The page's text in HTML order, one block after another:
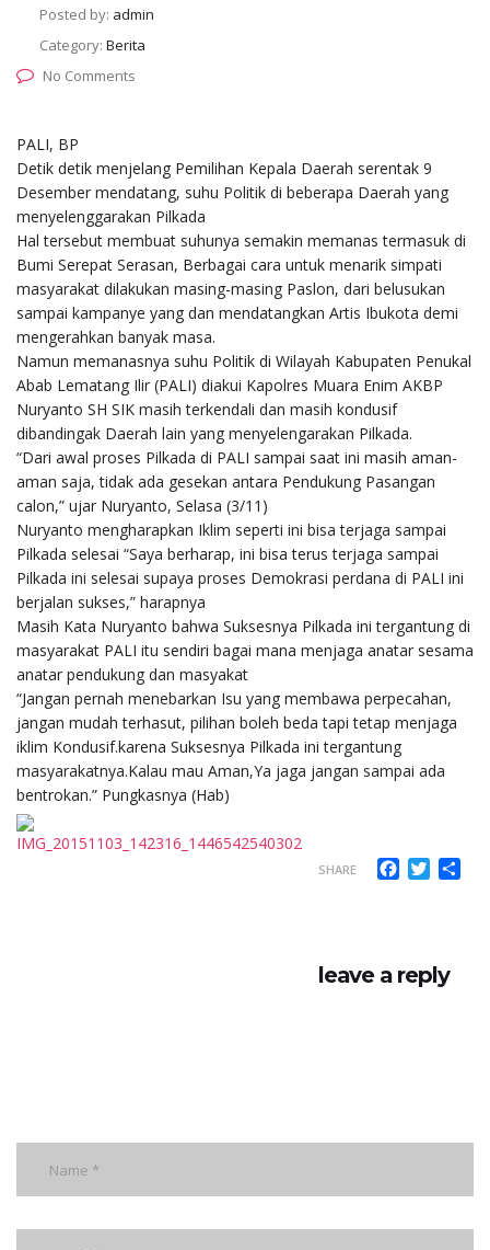
Posted by: admin
Category: Berita
No Comments
PALI, BP
Detik detik menjelang Pemilihan Kepala Daerah serentak 9
Desember mendatang, suhu Politik di beberapa Daerah yang
menyelenggarakan Pilkada
Hal tersebut membuat suhunya semakin memanas termasuk di
Bumi Serepat Serasan, Berbagai cara untuk menarik simpati
masyarakat dilakukan masing-masing Paslon, dari belusukan
sampai kampanye yang dan mendatangkan Artis Ibukota demi
mengerahkan banyak masa.
Namun memanasnya suhu Politik di Wilayah Kabupaten Penukal
Abab Lematang Ilir (PALI) diakui Kapolres Muara Enim AKBP
Nuryanto SH SIK masih terkendali dan masih kondusif
dibandingak Daerah lain yang menyelengarakan Pilkada.
“Dari awal proses Pilkada di PALI sampai saat ini masih aman-
aman saja, tidak ada gesekan antara Pendukung Pasangan
calon,” ujar Nuryanto, Selasa (3/11)
Nuryanto mengharapkan Iklim seperti ini bisa terjaga sampai
Pilkada selesai “Saya berharap, ini bisa terus terjaga sampai
Pilkada ini selesai supaya proses Demokrasi perdana di PALI ini
berjalan sukses,” harapnya
Masih Kata Nuryanto bahwa Suksesnya Pilkada ini tergantung di
masyarakat PALI itu sendiri bagai mana menjaga anatar sesama
anatar pendukung dan masyakat
“Jangan pernah menebarkan Isu yang membawa perpecahan,
jangan mudah terhasut, pilihan boleh beda tapi tetap menjaga
iklim Kondusif.karena Suksesnya Pilkada ini tergantung
masyarakatnya.Kalau mau Aman,Ya jaga jangan sampai ada
bentrokan.” Pungkasnya (Hab)
SHARE Facebook
Twitter
leave a reply